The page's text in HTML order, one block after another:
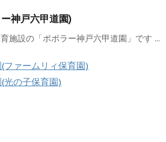
神戸六甲道園)
施設の「ポポラー神戸六甲道園」です ...
ファームリィ保育園)
光の子保育園)